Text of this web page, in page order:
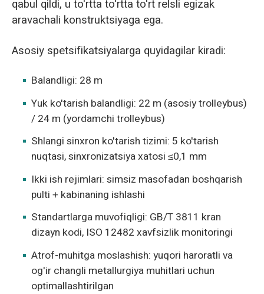
qabul qildi, u to'rtta to'rtta to'rt relsli egizak
aravachali konstruktsiyaga ega.
Asosiy spetsifikatsiyalarga quyidagilar kiradi:
Balandligi: 28 m
Yuk ko'tarish balandligi: 22 m (asosiy trolleybus)
/ 24 m (yordamchi trolleybus)
Shlangi sinxron ko'tarish tizimi: 5 ko'tarish
nuqtasi, sinxronizatsiya xatosi ≤0,1 mm
Ikki ish rejimlari: simsiz masofadan boshqarish
pulti + kabinaning ishlashi
Standartlarga muvofiqligi: GB/T 3811 kran
dizayn kodi, ISO 12482 xavfsizlik monitoringi
Atrof-muhitga moslashish: yuqori haroratli va
og'ir changli metallurgiya muhitlari uchun
optimallashtirilgan